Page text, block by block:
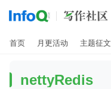
首页 月更活动 主题征文
nettyRedis